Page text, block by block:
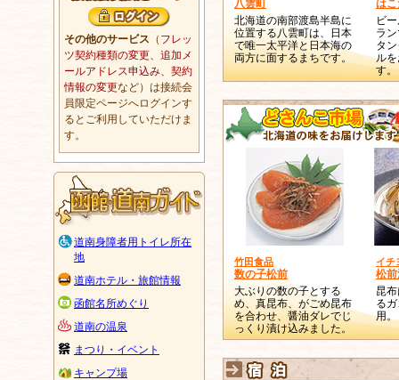
その他のサービス （ フレッ
ツ契約種類の変更、追加メ
ールアドレス申込み、契約
情報の変更など）は接続会
員限定ページへログインす
るとご利用していただけま
す。
道南身障者用トイレ所在
地
道南ホテル・旅館情報
函館名所めぐり
道南の温泉
まつり・イベント
キャンプ場
八雲町
北海道の南部渡島半島に
位置する八雲町は、日本
で唯一太平洋と日本海の
両方に面するまちです。
は
ビ
ラ
タ
ル
す。
竹田食品
数の子松前
大ぶりの数の子とする
め、真昆布、がごめ昆布
を合わせ、醤油ダレでじ
っくり漬け込みました。
イチ
松
昆
る
用。